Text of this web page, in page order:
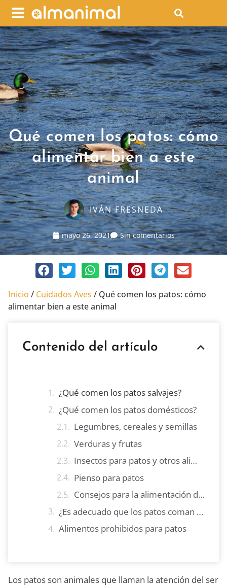
Qué comen los patos: cómo
alimentar bien a este
animal
IVÁN FRESNEDA
mayo 26, 2021 Sin comentarios
Inicio / Cuidados Aves / Qué comen los patos: cómo
alimentar bien a este animal
Contenido del artículo
¿Qué comen los patos salvajes?
¿Qué comen los patos domésticos?
Legumbres, cereales y semillas
Verduras y frutas
Insectos para patos y otros alimentos de origen animal
Pienso para patos
Consejos para la alimentación de los patos
¿Es adecuado que los patos coman pan?
Alimentos prohibidos para patos
Los patos son animales que llaman la atención del ser